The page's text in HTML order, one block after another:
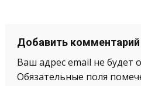
Добавить комментарий
Ваш адрес email не будет
Обязательные поля